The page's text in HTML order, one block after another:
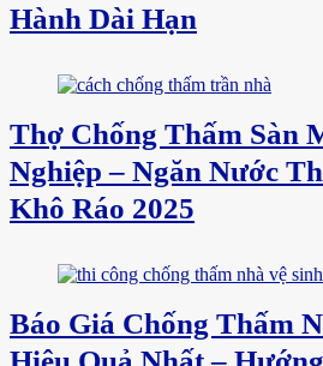
Hành Dài Hạn
Thợ Chống Thấm Sàn
Nghiệp – Ngăn Nước
Khô Ráo 2025
Báo Giá Chống Thấm